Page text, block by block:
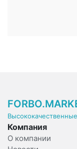
Компания
О компании